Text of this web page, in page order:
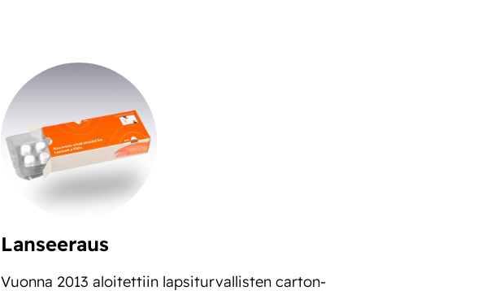
Lanseeraus
Vuonna 2013 aloitettiin lapsiturvallisten carton-